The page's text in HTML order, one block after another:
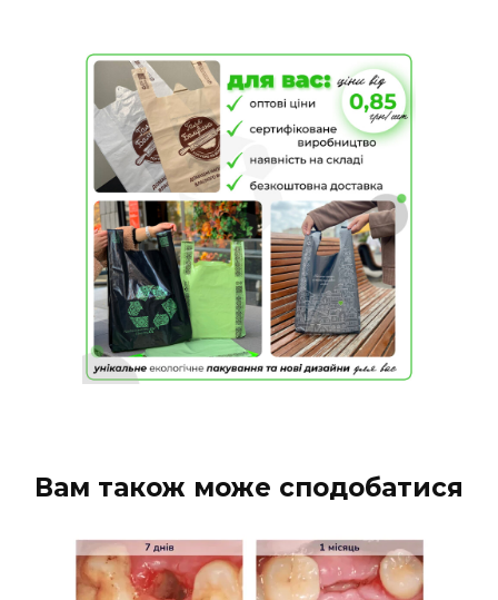
Вам також може сподобатися